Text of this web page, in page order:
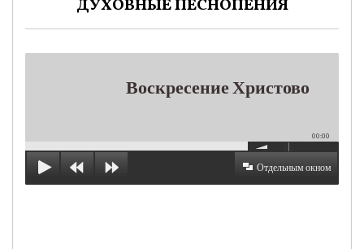
ДУХОВНЫЕ ПЕСНОПЕНИЯ
Воскресение Христово
00:00
Отдельным окном